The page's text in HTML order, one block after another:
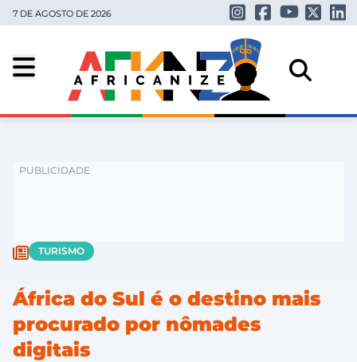
7 DE AGOSTO DE 2026
TURISMO
África do Sul é o destino mais
procurado por nômades
digitais